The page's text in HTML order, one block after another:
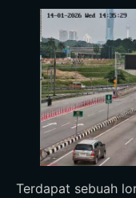
Terdapat sebuah